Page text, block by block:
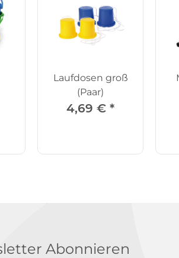
Laufdosen groß
(Paar)
4,69 € *
Abonnieren